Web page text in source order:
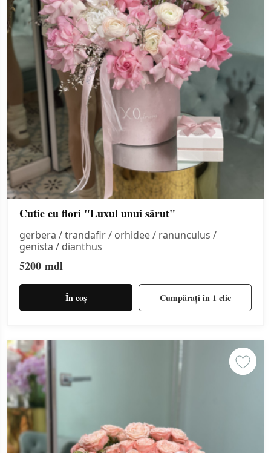
Cutie cu flori "Luxul unui sărut"
gerbera / trandafir / orhidee / ranunculus /
genista / dianthus
5200 mdl
În coș Cumpărați în 1 clic